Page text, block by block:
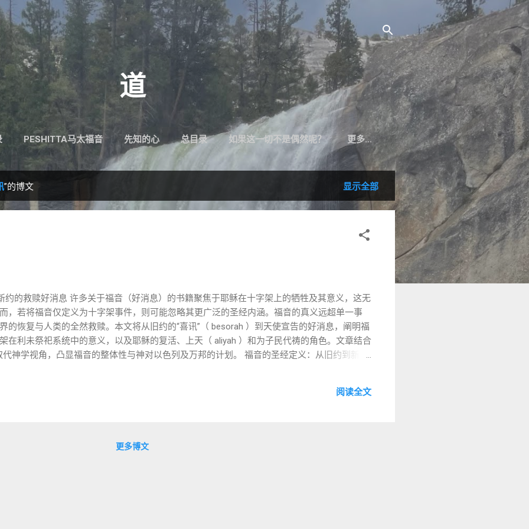
跳至主要内容
道
PESHITTA马太福音 先知的心 总目录 如果这一切不是偶然呢？ 更多…
”的博文 显示全部
约的救赎好消息 许多关于福音（好消息）的书籍聚焦于耶稣在十字架上的牺牲及其意义，这无
，若将福音仅定义为十字架事件，则可能忽略其更广泛的圣经内涵。福音的真义远超单一事
的恢复与人类的全然救赎。本文将从旧约的“喜讯”（ besorah ）到天使宣告的好消息，阐明福
在利未祭祀系统中的意义，以及耶稣的复活、上天（ aliyah ）和为子民代祷的角色。文章结合
神学视角，凸显福音的整体性与神对以色列及万邦的计划。 福音的圣经定义：从旧约到新约
、传平安、报好信、传救恩的……说：‘你的神作王了！’”这里的“佳音”指神介入历史，拯救以色
放被掳者。这“喜讯”与神的灵同在，预示一个公义、怜悯与恢复的国度，与旧约的禧年传统
Besorah 常与神对以色列的应许相关，如《创世记》12:3的亚伯拉罕之约：“地上万族必因你
阅读全文
更多博文